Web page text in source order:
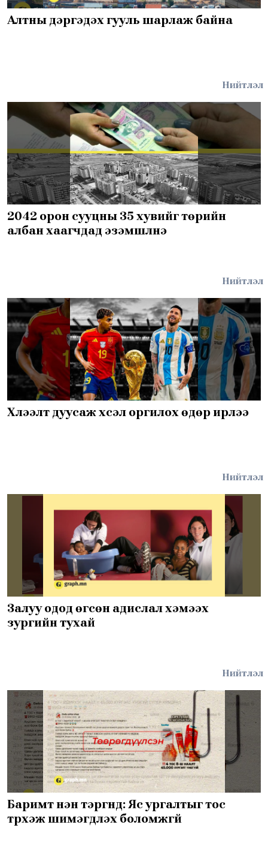
Алтны дэргэдэх гууль шарлаж байна
Нийтлэл
2042 орон сууцны 35 хувийг төрийн
албан хаагчдад эзэмшүүлнэ
Нийтлэл
Хүлээлт дуусаж хүсэл оргилох өдөр ирлээ
Нийтлэл
Залуу одод өгсөн адислал хэмээх
зургийн тухай
Нийтлэл
Баримт нэн тэргүүнд: Яс ургалтыг тос
түрхэж шимэгдүүлэх боломжгүй